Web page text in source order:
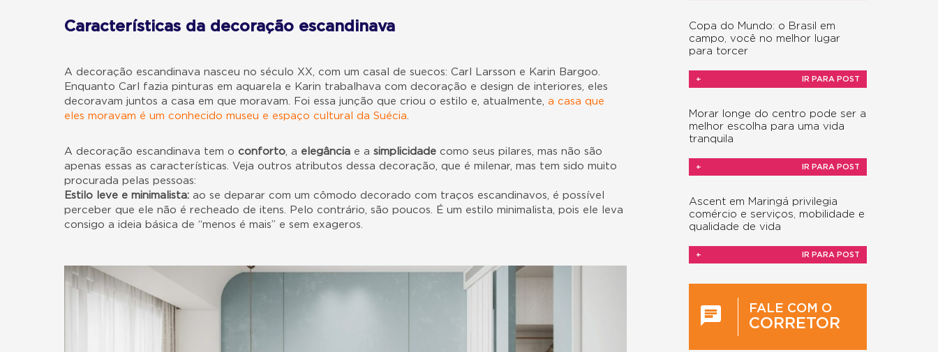
Características da decoração escandinava
A decoração escandinava nasceu no século XX, com um casal de suecos: Carl Larsson e Karin Bargoo.
Enquanto Carl fazia pinturas em aquarela e Karin trabalhava com decoração e design de interiores, eles
decoravam juntos a casa em que moravam. Foi essa junção que criou o estilo e, atualmente, a casa que
eles moravam é um conhecido museu e espaço cultural da Suécia.
A decoração escandinava tem o conforto, a elegância e a simplicidade como seus pilares, mas não são
apenas essas as características. Veja outros atributos dessa decoração, que é milenar, mas tem sido muito
procurada pelas pessoas:
Estilo leve e minimalista: ao se deparar com um cômodo decorado com traços escandinavos, é possível
perceber que ele não é recheado de itens. Pelo contrário, são poucos. É um estilo minimalista, pois ele leva
consigo a ideia básica de “menos é mais” e sem exageros.
Copa do Mundo: o Brasil em
campo, você no melhor lugar
para torcer
+ IR PARA POST
Morar longe do centro pode ser a
melhor escolha para uma vida
tranquila
+ IR PARA POST
Ascent em Maringá privilegia
comércio e serviços, mobilidade e
qualidade de vida
+ IR PARA POST
FALE COM O
CORRETOR